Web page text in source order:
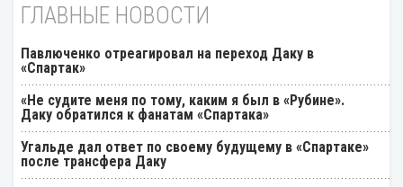
ГЛАВНЫЕ НОВОСТИ
Павлюченко отреагировал на переход Даку в
«Спартак»
«Не судите меня по тому, каким я был в «Рубине».
Даку обратился к фанатам «Спартака»
Угальде дал ответ по своему будущему в «Спартаке»
после трансфера Даку